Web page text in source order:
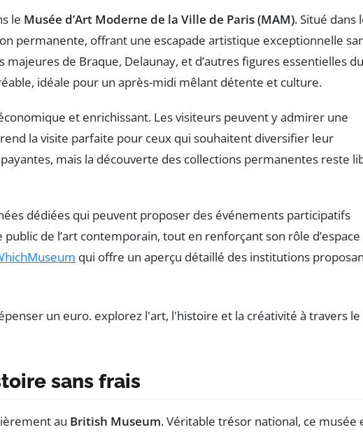
le Musée d’Art Moderne de la Ville de Paris (MAM). Situé dans
permanente, offrant une escapade artistique exceptionnelle
de Braque, Delaunay, et d’autres figures essentielles du
idéale pour un après-midi mêlant détente et culture.
et enrichissant. Les visiteurs peuvent y admirer une
la visite parfaite pour ceux qui souhaitent diversifier leur
mais la découverte des collections permanentes reste
dédiées qui peuvent proposer des événements participatifs
de l’art contemporain, tout en renforçant son rôle
qui offre un aperçu détaillé des institutions
sans frais
au British Museum. Véritable trésor national, ce musée